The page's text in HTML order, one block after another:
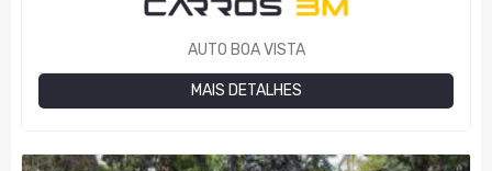
AUTO BOA VISTA
MAIS DETALHES